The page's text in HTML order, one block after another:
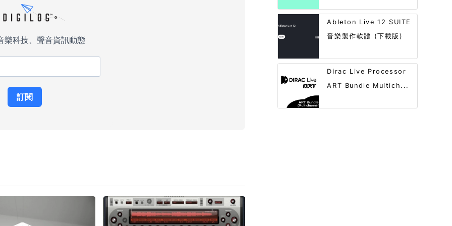
Ableton Live 12 SUITE
音樂製作軟體 (下載版)
Dirac Live Processor
ART Bundle Multich...